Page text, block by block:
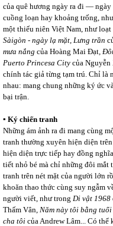
của quê hương ngày ra đi ―
cuồng loạn hay khoảng trống,
một thiếu niên Việt Nam, như
Sàigòn - ngày lạ mặt, Lưng trần
mưa nắng của Hoàng Mai Đạt,
Puerto Princesa City của
chính tác giả từng tạm trú. Chỉ là
nhau: mang chung những ký ức
bại trận.
▪ Ký chiến tranh
Những ám ảnh ra đi mang cùng
tranh thường xuyên hiện diện
hiện diện trực tiếp hay đồng
tiết nhỏ bé mà chỉ những đôi mắt
tranh trên nét mặt của người lớn
khoăn thao thức cùng suy ngẫm
người viết, như trong Di vật 1968
Thấm Vân, Năm này tôi bằng
cha tôi của Andrew Lâm... Có thể